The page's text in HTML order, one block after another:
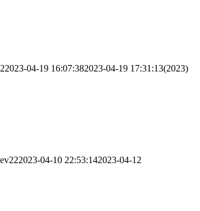
2023-04-19 16:07:382023-04-19 17:31:13(2023)
2023-04-10 22:53:142023-04-12